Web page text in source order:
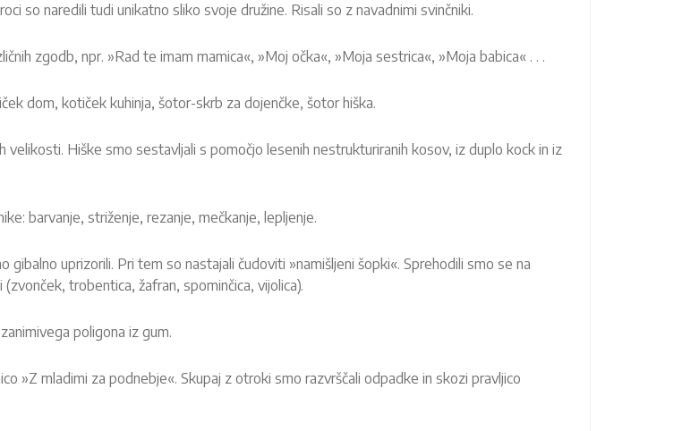
so naredili tudi unikatno sliko svoje družine. Risali so z navadnimi svinčniki.
zgodb, npr. »Rad te imam mamica«, »Moj očka«, »Moja sestrica«, »Moja babica« . . .
dom, kotiček kuhinja, šotor-skrb za dojenčke, šotor hiška.
Hiške smo sestavljali s pomočjo lesenih nestrukturiranih kosov, iz duplo kock in iz
barvanje, striženje, rezanje, mečkanje, lepljenje.
uprizorili. Pri tem so nastajali čudoviti »namišljeni šopki«. Sprehodili smo se na
trobentica, žafran, spominčica, vijolica).
poligona iz gum.
»Z mladimi za podnebje«. Skupaj z otroki smo razvrščali odpadke in skozi pravljico